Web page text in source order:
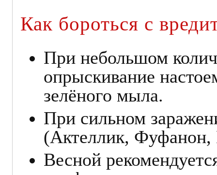
Как бороться с
При небольшом
опрыскивание
зелёного мыла.
При сильном
(Актеллик, Фуфанон,
Весной